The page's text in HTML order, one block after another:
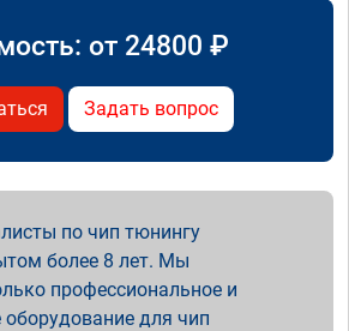
от 24800 ₽
Задать вопрос
по чип тюнингу
более 8 лет. Мы
профессиональное и
оборудование для чип